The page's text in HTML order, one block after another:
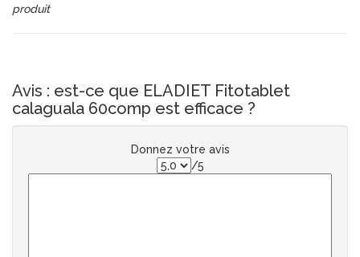
produit
Avis : est-ce que ELADIET Fitotablet
calaguala 60comp est efficace ?
Donnez votre avis
/5